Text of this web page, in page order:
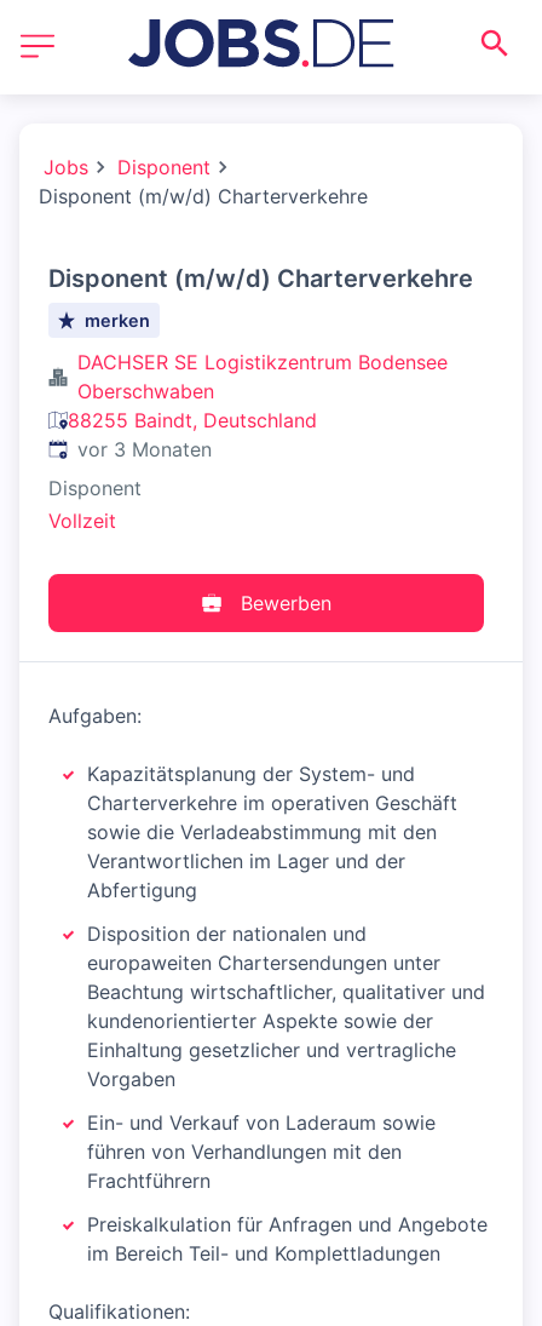
Jobs
Disponent
Disponent (m/w/d) Charterverkehre
Disponent (m/w/d) Charterverkehre
merken
DACHSER SE Logistikzentrum Bodensee
Oberschwaben
88255 Baindt, Deutschland
Veröffentlicht:
vor 3 Monaten
Disponent
Vollzeit
Bewerben
Aufgaben:
Kapazitätsplanung der System- und
Charterverkehre im operativen Geschäft
sowie die Verladeabstimmung mit den
Verantwortlichen im Lager und der
Abfertigung
Disposition der nationalen und
europaweiten Chartersendungen unter
Beachtung wirtschaftlicher, qualitativer und
kundenorientierter Aspekte sowie der
Einhaltung gesetzlicher und vertragliche
Vorgaben
Ein- und Verkauf von Laderaum sowie
führen von Verhandlungen mit den
Frachtführern
Preiskalkulation für Anfragen und Angebote
im Bereich Teil- und Komplettladungen
Qualifikationen: